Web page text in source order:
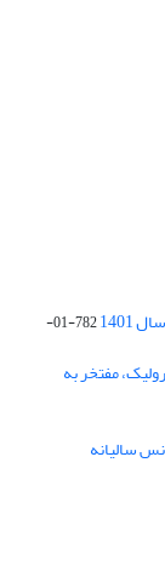
782-01-
مفتخر به
سالیانه